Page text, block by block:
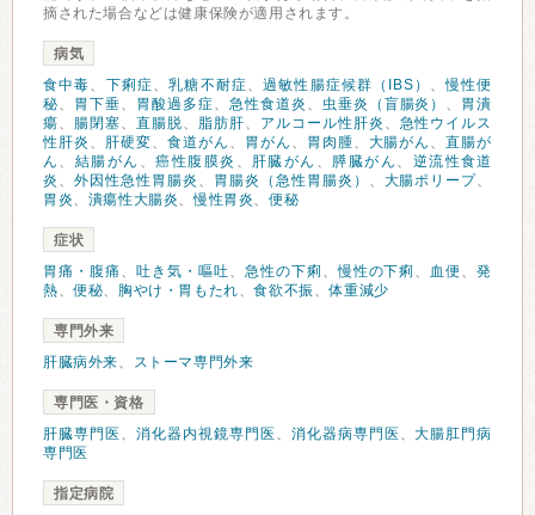
摘された場合などは健康保険が適用されます。
病気
食中毒、 下痢症、乳糖不耐症、過敏性腸症候群（IBS） 、慢性便
秘、 胃下垂、 胃酸過多症、 急性食道炎 、 虫垂炎（盲腸炎） 、 胃潰
瘍、 腸閉塞、 直腸脱、 脂肪肝、 アルコール性肝炎 、 急性ウイルス
性肝炎 、 肝硬変、 食道がん 、 胃がん 、 胃肉腫、 大腸がん 、直腸が
ん 、 結腸がん 、癌性腹膜炎 、 肝臓がん 、 膵臓がん 、 逆流性食道
炎 、 外因性急性胃腸炎 、 胃腸炎（急性胃腸炎） 、 大腸ポリープ、
胃炎、 潰瘍性大腸炎、慢性胃炎、便秘
症状
胃痛・腹痛 、 吐き気・嘔吐、 急性の下痢 、慢性の下痢 、 血便、発
熱、便秘、 胸やけ・胃もたれ、食欲不振 、体重減少
専門外来
肝臓病外来、 ストーマ専門外来
専門医・資格
肝臓専門医 、 消化器内視鏡専門医 、 消化器病専門医 、大腸肛門病
専門医
指定病院